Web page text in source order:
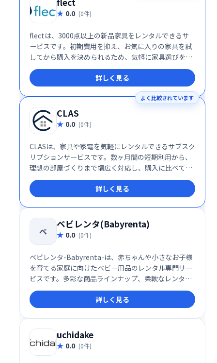
0.0 (0件)
flectは、3000点以上の新品家具をレンタルできるサ
ービスです。初期費用を抑え、お気に入りの家具を試
してから購入を決められるため、気軽に家具選びを楽
しめます。ライフスタイルの変化にも柔軟に対応で
き、レンタル後も購入または返却を選択可能です。購
入を迷っている方にもおすすめです。
詳しく見る
よく比較されています
CLAS
0.0 (0件)
CLASは、家具や家電を気軽にレンタルできるサブスク
リプションサービスです。数ヶ月間の短期利用から、
理想の部屋づくりまで幅広く対応し、購入に比べて手
軽に始められます。高価な家具家電を試したい方や、
ライフスタイルの変化に対応したい方におすすめで
す。多忙な方や、柔軟な暮らしを求める方にも最適な
サービスです。
詳しく見る
ベ
ベビレンタ(Babyrenta)
0.0 (0件)
ベビレンタ-Babyrenta-は、赤ちゃんや小さなお子様
を育てる家庭に向けたベビー用品のレンタル専門サー
ビスです。多彩な商品ラインナップ、柔軟なレンタル
期間、そして徹底した清潔管理により、育児をサポー
トする信頼性の高いプラットフォームです。特に初め
ての育児に挑戦する新米ママやパパにとって、必要な
アイテムを購入前に試す絶好の機会を提供していま
す。
詳しく見る
uchidake
0.0 (0件)